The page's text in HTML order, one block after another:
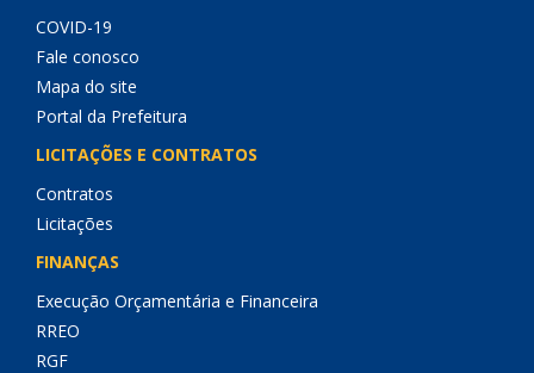
COVID-19
Fale conosco
Mapa do site
Portal da Prefeitura
LICITAÇÕES E CONTRATOS
Contratos
Licitações
FINANÇAS
Execução Orçamentária e Financeira
RREO
RGF